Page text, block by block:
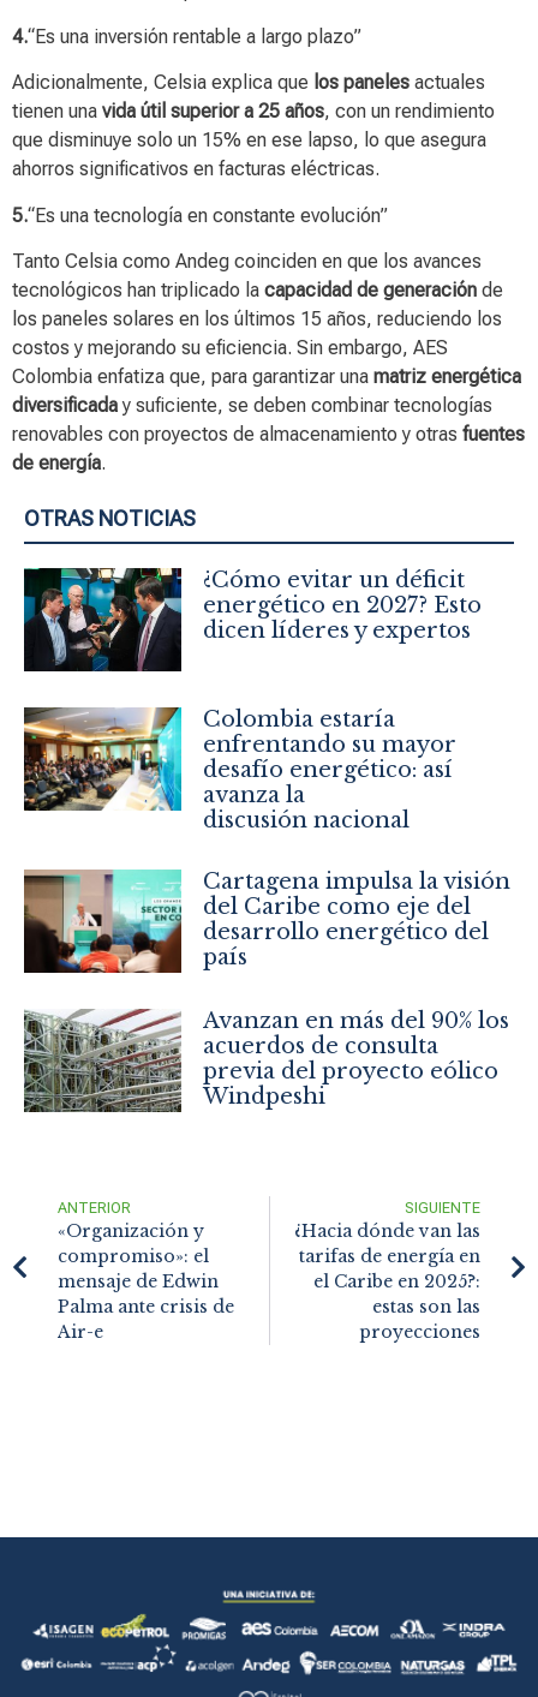
4.“Es una inversión rentable a largo plazo”
Adicionalmente, Celsia explica que los paneles actuales
tienen una vida útil superior a 25 años, con un rendimiento
que disminuye solo un 15% en ese lapso, lo que asegura
ahorros significativos en facturas eléctricas.
5.“Es una tecnología en constante evolución”
Tanto Celsia como Andeg coinciden en que los avances
tecnológicos han triplicado la capacidad de generación de
los paneles solares en los últimos 15 años, reduciendo los
costos y mejorando su eficiencia. Sin embargo, AES
Colombia enfatiza que, para garantizar una matriz energética
diversificaday suficiente, se deben combinar tecnologías
renovables con proyectos de almacenamiento y otras fuentes
de energía.
OTRAS NOTICIAS
¿Cómo evitar un déficit
energético en 2027? Esto
dicen líderes y expertos
Colombia estaría
enfrentando su mayor
desafío energético: así
avanza la
discusión nacional
Cartagena impulsa la visión
del Caribe como eje del
desarrollo energético del
país
Avanzan en más del 90% los
acuerdos de consulta
previa del proyecto eólico
Windpeshi
ANTERIOR
«Organización y
compromiso»: el
mensaje de Edwin
Palma ante crisis de
Air-e
SIGUIENTE
¿Hacia dónde van las
tarifas de energía en
el Caribe en 2025?:
estas son las
proyecciones